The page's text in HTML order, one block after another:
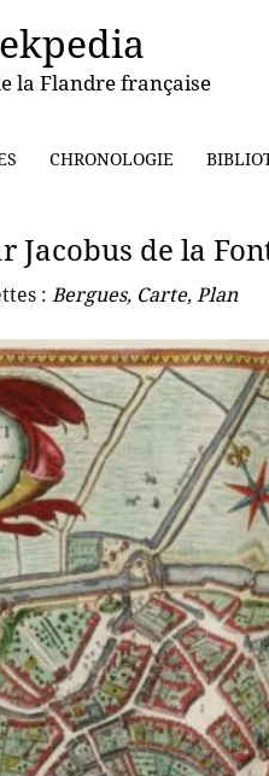
la Flandre française
CHRONOLOGIE
Jacobus de la
: Bergues, Carte,Plan